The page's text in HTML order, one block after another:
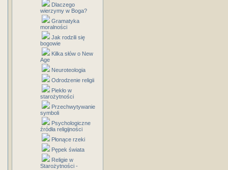
Dlaczego
wierzymy w Boga?
Gramatyka
moralności
Jak rodzili się
bogowie
Kilka słów o New
Age
Neuroteologia
Odrodzenie religii
Piekło w
starożytności
Przechwytywanie
symboli
Psychologiczne
źródła religijności
Płonące rzeki
Pępek świata
Religie w
Starożytności -